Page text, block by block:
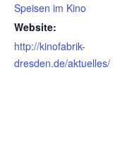
Speisen im Kino
Website:
http://kinofabrik-
dresden.de/aktuelles/